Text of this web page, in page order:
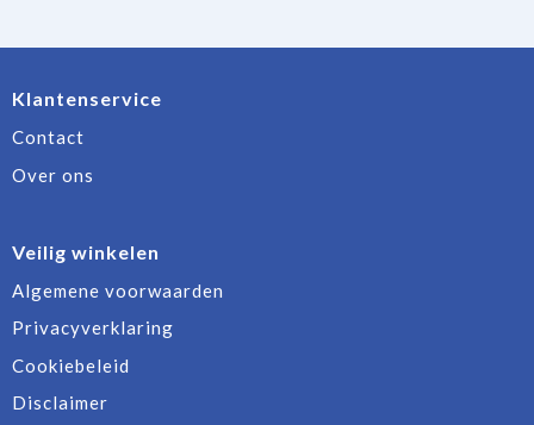
Klantenservice
Contact
Over ons
Veilig winkelen
Algemene voorwaarden
Privacyverklaring
Cookiebeleid
Disclaimer